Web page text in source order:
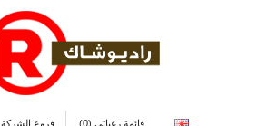
قائمة رغباتي (0) فروع الشركة